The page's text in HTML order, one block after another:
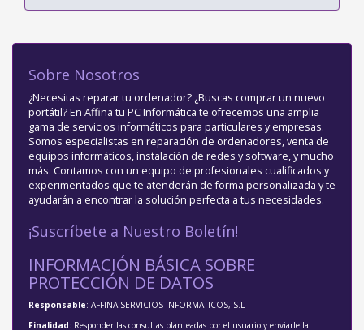
Sobre Nosotros
¿Necesitas reparar tu ordenador? ¿Buscas comprar un nuevo
portátil? En Affina tu PC Informática te ofrecemos una amplia
gama de servicios informáticos para particulares y empresas.
Somos especialistas en reparación de ordenadores, venta de
equipos informáticos, instalación de redes y software, y mucho
más. Contamos con un equipo de profesionales cualificados y
experimentados que te atenderán de forma personalizada y te
ayudarán a encontrar la solución perfecta a tus necesidades.
¡Suscríbete a Nuestro Boletín!
INFORMACIÓN BÁSICA SOBRE
PROTECCIÓN DE DATOS
Responsable: AFFINA SERVICIOS INFORMATICOS, S.L
Finalidad: Responder las consultas planteadas por el usuario y enviarle la